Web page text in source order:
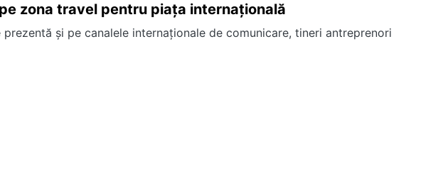
zona travel pentru piaţa internaţională
prezentă şi pe canalele internaţionale de comunicare, tineri antreprenori